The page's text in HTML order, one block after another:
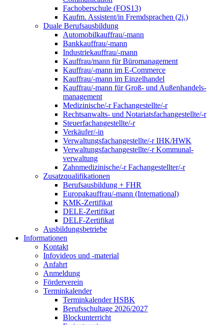
Fachoberschule (FOS13)
Kaufm. Assistent/in Fremdsprachen (2j.)
Duale Berufsausbildung
Automobilkauffrau/-mann
Bankkauffrau/-mann
Industriekauffrau/-mann
Kauffrau/mann für Büromanagement
Kauffrau/-mann im E-Commerce
Kauffrau/-mann im Einzelhandel
Kauffrau/-mann für Groß- und Außen­handels­
manage­ment
Medizinische/-r Fachangestellte/-r
Rechtsanwalts- und Notariatsfachangestellte/-r
Steuerfachangestellte/-r
Verkäufer/-in
Verwaltungs­fach­angestellte/-r IHK/HWK
Verwaltungsfach­angestellte/-r Kommunal­
verwaltung
Zahnmedizinische/-r Fachangestellter/-r
Zusatzqualifikationen
Berufsausbildung + FHR
Europakauffrau/-mann (International)
KMK-Zertifikat
DELE-Zertifikat
DELF-Zertifikat
Ausbildungsbetriebe
Informationen
Kontakt
Infovideos und -material
Anfahrt
Anmeldung
Förderverein
Terminkalender
Terminkalender HSBK
Berufsschultage 2026/2027
Blockunterricht